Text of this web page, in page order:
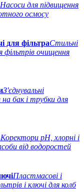
Насоси для підвищення
осмосу
для фільтраСтильні
фільтрів очищення
З'єднувальні
бак і трубки для
Коректори рН, хлорні і
від водоростей
Пластмасові і
і ключі для колб